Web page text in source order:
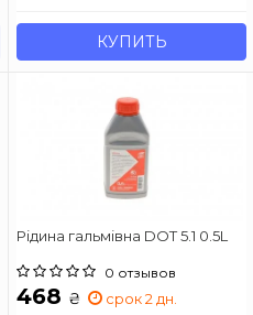
КУПИТЬ
Рідина гальмівна DOT 5.1 0.5L
0 отзывов
468 ₴ срок 2 дн.